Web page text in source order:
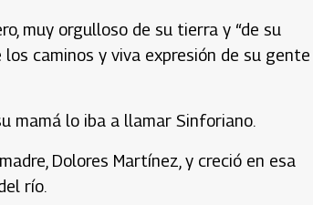
muy orgulloso de su tierra y “de su
los caminos y viva expresión de su gente
mamá lo iba a llamar Sinforiano.
Dolores Martínez, y creció en esa
río.